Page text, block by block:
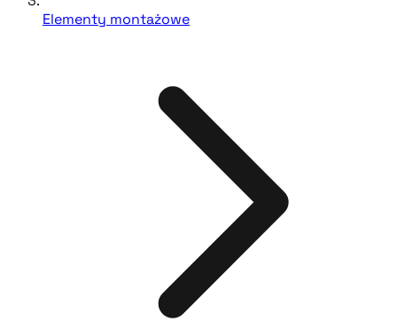
Elementy montażowe